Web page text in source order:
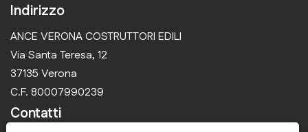
Indirizzo
ANCE VERONA COSTRUTTORI EDILI
Via Santa Teresa, 12
37135 Verona
C.F. 80007990239
Contatti